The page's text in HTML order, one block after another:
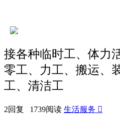
接各种临时工、体力
零工、力工、搬运、
工、清洁工
2回复 1739阅读 生活服务 